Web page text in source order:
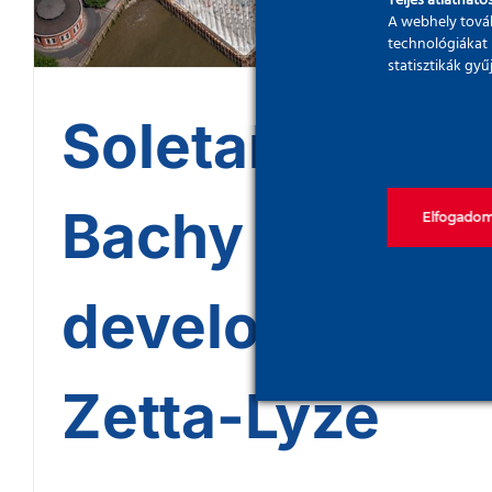
Soletanche
Bachy
develop
Zetta-Lyze
A webhely
technológiákat
statisztikák